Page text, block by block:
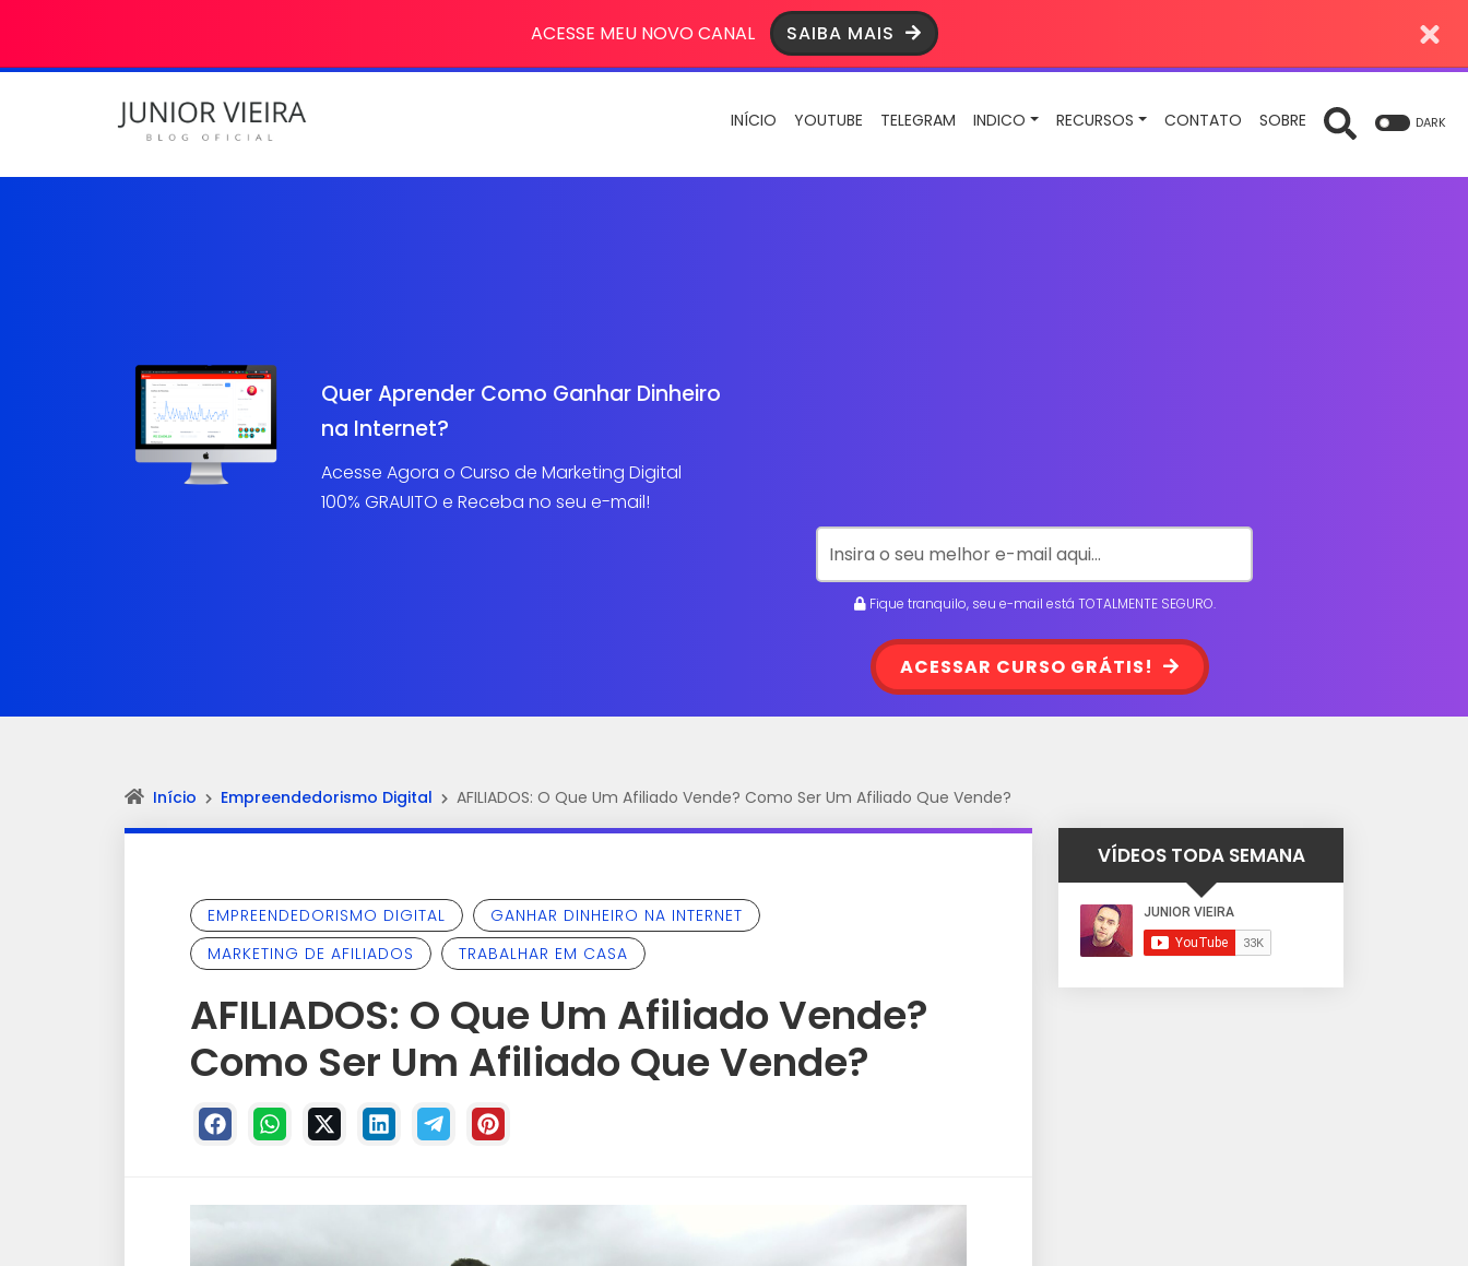
ACESSE MEU NOVO CANAL SAIBA MAIS
INÍCIO YOUTUBE TELEGRAM INDICO RECURSOS CONTATO SOBRE DARK
Quer Aprender Como Ganhar Dinheiro
na Internet?
Acesse Agora o Curso de Marketing Digital
100% GRAUITO e Receba no seu e-mail!
Fique tranquilo, seu e-mail está TOTALMENTE SEGURO.
ACESSAR CURSO GRÁTIS!
Início Empreendedorismo Digital AFILIADOS: O Que Um Afiliado Vende? Como Ser Um Afiliado Que Vende?
EMPREENDEDORISMO DIGITAL
GANHAR DINHEIRO NA INTERNET
MARKETING DE AFILIADOS
TRABALHAR EM CASA
AFILIADOS: O Que Um Afiliado Vende?
Como Ser Um Afiliado Que Vende?
VÍDEOS TODA SEMANA